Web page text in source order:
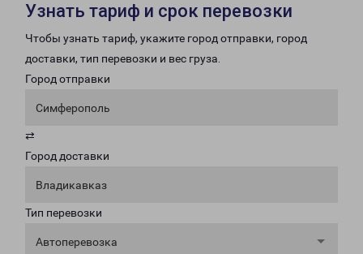
Узнать тариф и срок перевозки
Чтобы узнать тариф, укажите город отправки, город
доставки, тип перевозки и вес груза.
Город отправки
Симферополь
⇄
Город доставки
Владикавказ
Тип перевозки
Автоперевозка